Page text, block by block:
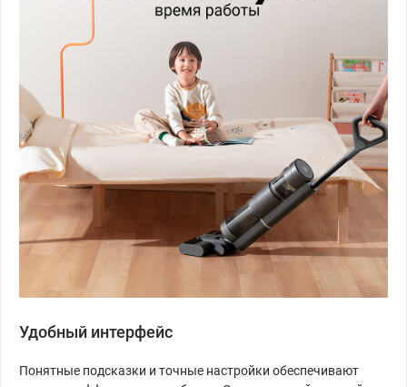
Удобный интерфейс
Понятные подсказки и точные настройки обеспечивают